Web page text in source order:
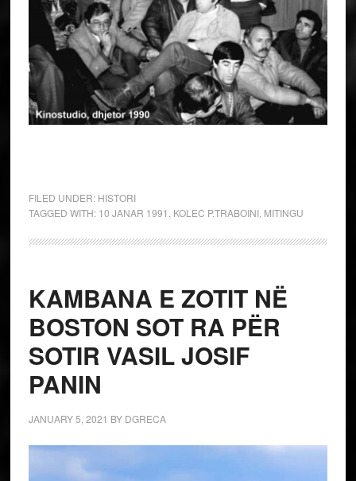
FILED UNDER: HISTORI
TAGGED WITH: 10 JANAR 1991 , KOLEC P.TRABOINI, MITINGU
KAMBANA E ZOTIT NË
BOSTON SOT RA PËR
SOTIR VASIL JOSIF
PANIN
JANUARY 5, 2021 BY DGRECA